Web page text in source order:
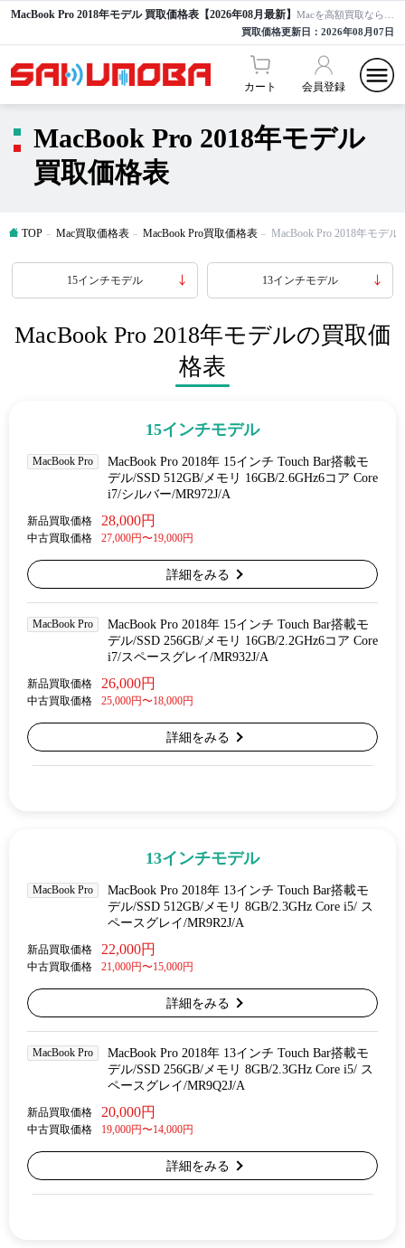
MacBook Pro 2018年モデル 買取価格表【2026年08月最新】
買取価格更新日： 2026年08月07日
カート 会員登録
MacBook Pro 2018年モデル
買取価格表
TOP Mac買取価格表 MacBook Pro買取価格表 MacBook Pro 2018年モデル
15インチモデル 13インチモデル
MacBook Pro 2018年モデルの買取価
格表
15インチモデル
MacBook Pro
MacBook Pro 2018年 15インチ Touch Bar搭載モ
デル/SSD 512GB/メモリ 16GB/2.6GHz6コア Core
i7/シルバー/MR972J/A
新品買取価格 28,000円
中古買取価格 27,000円〜19,000円
詳細をみる
MacBook Pro
MacBook Pro 2018年 15インチ Touch Bar搭載モ
デル/SSD 256GB/メモリ 16GB/2.2GHz6コア Core
i7/スペースグレイ/MR932J/A
新品買取価格 26,000円
中古買取価格 25,000円〜18,000円
詳細をみる
13インチモデル
MacBook Pro
MacBook Pro 2018年 13インチ Touch Bar搭載モ
デル/SSD 512GB/メモリ 8GB/2.3GHz Core i5/ ス
ペースグレイ/MR9R2J/A
新品買取価格 22,000円
中古買取価格 21,000円〜15,000円
詳細をみる
MacBook Pro
MacBook Pro 2018年 13インチ Touch Bar搭載モ
デル/SSD 256GB/メモリ 8GB/2.3GHz Core i5/ ス
ペースグレイ/MR9Q2J/A
新品買取価格 20,000円
中古買取価格 19,000円〜14,000円
詳細をみる